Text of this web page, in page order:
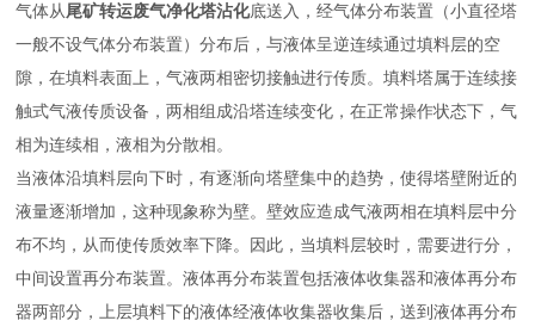
气体从尾矿转运废气净化塔沾化底送入，经气体分布装置（小直径塔
一般不设气体分布装置）分布后，与液体呈逆连续通过填料层的空
隙，在填料表面上，气液两相密切接触进行传质。填料塔属于连续接
触式气液传质设备，两相组成沿塔连续变化，在正常操作状态下，气
相为连续相，液相为分散相。
当液体沿填料层向下时，有逐渐向塔壁集中的趋势，使得塔壁附近的
液量逐渐增加，这种现象称为壁。壁效应造成气液两相在填料层中分
布不均，从而使传质效率下降。因此，当填料层较时，需要进行分，
中间设置再分布装置。液体再分布装置包括液体收集器和液体再分布
器两部分，上层填料下的液体经液体收集器收集后，送到液体再分布